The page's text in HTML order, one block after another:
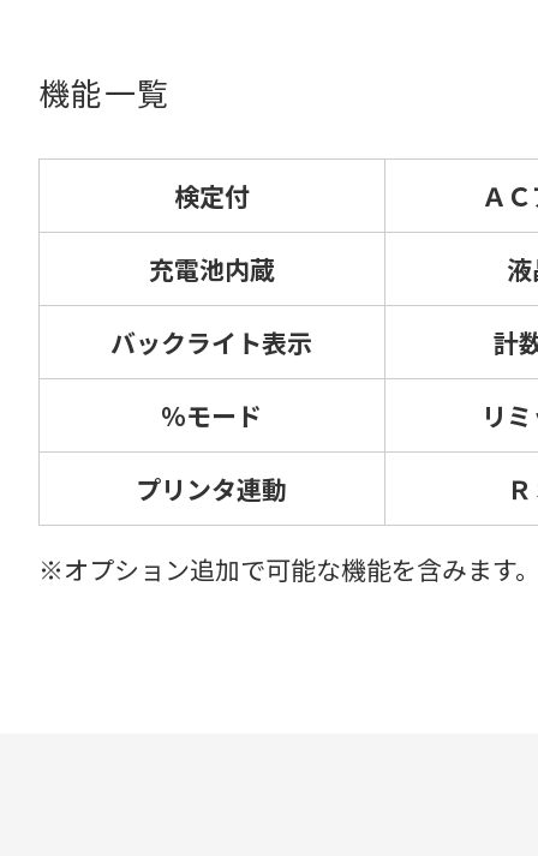
機能一覧
検定付 Ａ
充電池内蔵
バックライト表示 計
%モード リ
プリンタ連動
※オプション追加で可能な機能を含みます